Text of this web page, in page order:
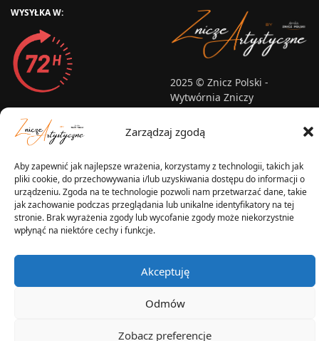
Zarządzaj zgodą
Aby zapewnić jak najlepsze wrażenia, korzystamy z technologii, takich jak
pliki cookie, do przechowywania i/lub uzyskiwania dostępu do informacji o
urządzeniu. Zgoda na te technologie pozwoli nam przetwarzać dane, takie
jak zachowanie podczas przeglądania lub unikalne identyfikatory na tej
stronie. Brak wyrażenia zgody lub wycofanie zgody może niekorzystnie
wpłynąć na niektóre cechy i funkcje.
Akceptuję
Odmów
Zobacz preferencje
WYSYŁKA W:
2025 © Znicz Polski -
Wytwórnia Zniczy
Wszelkie prawa zastrzeżone